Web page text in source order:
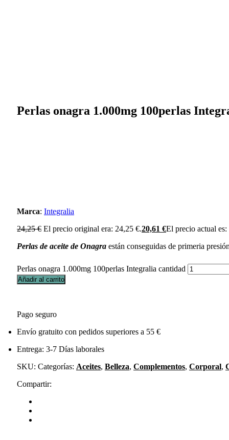
Perlas onagra 1.000mg 100perlas
Marca: Integralia
24,25€ El precio original era: 24,25 €.20,61 €El precio actual
Perlas de aceite de Onagra están conseguidas de primeria
Perlas onagra 1.000mg 100perlas Integralia cantidad
Añadir al carrito
Pago seguro
Envío gratuito con pedidos superiores a 55 €
Entrega: 3-7 Días laborales
SKU: Categorías: Aceites, Belleza, Complementos, Corporal,
Compartir: